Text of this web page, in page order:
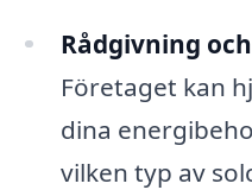
Rådgivning
Företaget kan
dina
vilken typ av